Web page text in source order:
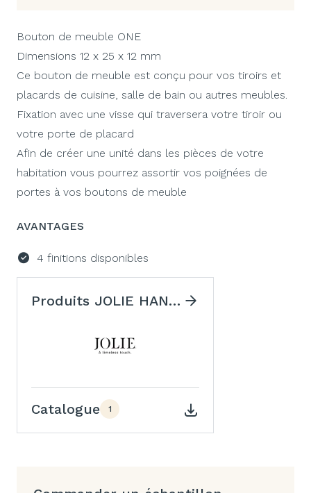
Bouton de meuble ONE
Dimensions 12 x 25 x 12 mm
Ce bouton de meuble est conçu pour vos tiroirs et
placards de cuisine, salle de bain ou autres meubles.
Fixation avec une visse qui traversera votre tiroir ou
votre porte de placard
Afin de créer une unité dans les pièces de votre
habitation vous pourrez assortir vos poignées de
portes à vos boutons de meuble
AVANTAGES
4 finitions disponibles
Produits JOLIE HANDLES
Catalogue 1